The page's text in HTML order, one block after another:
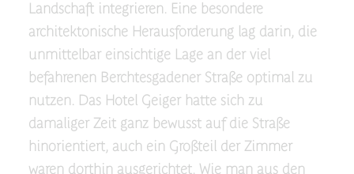
Landschaft integrieren. Eine besondere
architektonische Herausforderung lag darin, die
unmittelbar einsichtige Lage an der viel
befahrenen Berchtesgadener Straße optimal zu
nutzen. Das Hotel Geiger hatte sich zu
damaliger Zeit ganz bewusst auf die Straße
hinorientiert, auch ein Großteil der Zimmer
waren dorthin ausgerichtet. Wie man aus den